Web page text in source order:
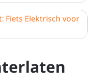
Fiets Elektrisch voor